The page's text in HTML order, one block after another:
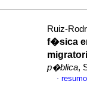
Ruiz-
f�sica
p�blica,
·